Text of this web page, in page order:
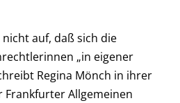
auf, daß sich die
„in eigener
Regina Mönch in ihrer
Frankfurter Allgemeinen